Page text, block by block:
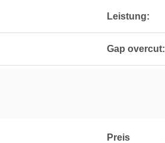
Leistung:
Gap overcut:
Preis